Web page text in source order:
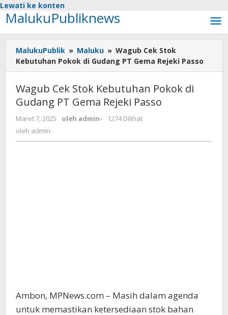
Lewati ke konten
MalukuPubliknews
MalukuPublik » Maluku » Wagub Cek Stok
Kebutuhan Pokok di Gudang PT Gema Rejeki Passo
Wagub Cek Stok Kebutuhan Pokok di
Gudang PT Gema Rejeki Passo
Maret 7, 2025 oleh admin-
1274 Dilihat
oleh admin
Ambon, MPNews.com – Masih dalam agenda
untuk memastikan ketersediaan stok bahan